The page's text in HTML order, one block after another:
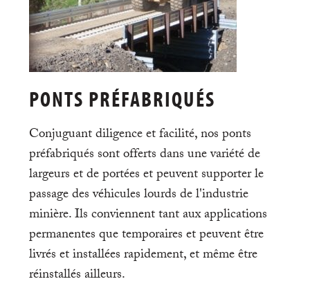
PONTS PRÉFABRIQUÉS
Conjuguant diligence et facilité, nos ponts
préfabriqués sont offerts dans une variété de
largeurs et de portées et peuvent supporter le
passage des véhicules lourds de l'industrie
minière. Ils conviennent tant aux applications
permanentes que temporaires et peuvent être
livrés et installées rapidement, et même être
réinstallés ailleurs.